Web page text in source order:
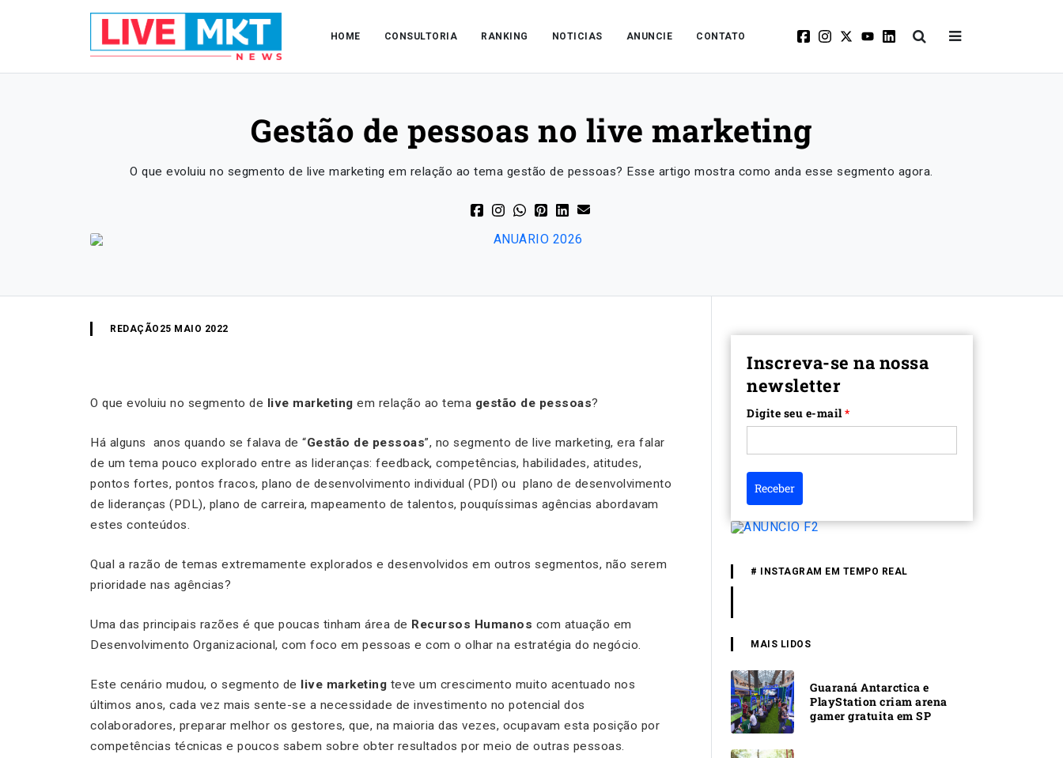
HOME CONSULTORIA RANKING NOTICIAS ANUNCIE CONTATO
Gestão de pessoas no live marketing
O que evoluiu no segmento de live marketing em relação ao tema gestão de pessoas? Esse artigo mostra como anda esse segmento agora.
REDAÇÃO 25 MAIO 2022
O que evoluiu no segmento de live marketing em relação ao tema gestão de pessoas?
Há alguns anos quando se falava de “Gestão de pessoas”, no segmento de live marketing, era falar
de um tema pouco explorado entre as lideranças: feedback, competências, habilidades, atitudes,
pontos fortes, pontos fracos, plano de desenvolvimento individual (PDI) ou plano de desenvolvimento
de lideranças (PDL), plano de carreira, mapeamento de talentos, pouquíssimas agências abordavam
estes conteúdos.
Qual a razão de temas extremamente explorados e desenvolvidos em outros segmentos, não serem
prioridade nas agências?
Uma das principais razões é que poucas tinham área de Recursos Humanos com atuação em
Desenvolvimento Organizacional, com foco em pessoas e com o olhar na estratégia do negócio.
Este cenário mudou, o segmento de live marketing teve um crescimento muito acentuado nos
últimos anos, cada vez mais sente-se a necessidade de investimento no potencial dos
colaboradores, preparar melhor os gestores, que, na maioria das vezes, ocupavam esta posição por
competências técnicas e poucos sabem sobre obter resultados por meio de outras pessoas.
Inscreva-se na nossa
newsletter
Digite seu e-mail*
Receber
# INSTAGRAM EM TEMPO REAL
MAIS LIDOS
Guaraná Antarctica e
PlayStation criam arena
gamer gratuita em SP